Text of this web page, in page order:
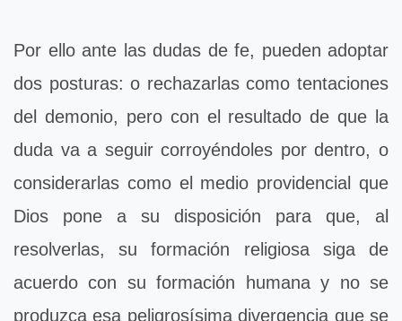
Por ello ante las dudas de fe, pueden adoptar
dos posturas: o rechazarlas como tentaciones
del demonio, pero con el resultado de que la
duda va a seguir corroyéndoles por dentro, o
considerarlas como el medio providencial que
Dios pone a su disposición para que, al
resolverlas, su formación religiosa siga de
acuerdo con su formación humana y no se
produzca esa peligrosísima divergencia que se